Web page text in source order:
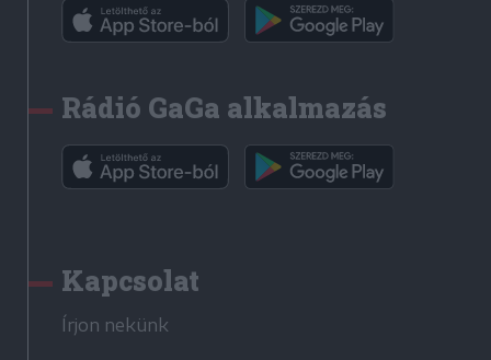
Rádió GaGa alkalmazás
Kapcsolat
Írjon nekünk